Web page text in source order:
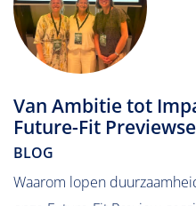
Van Ambitie tot
Future-Fit
BLOG
Waarom lopen